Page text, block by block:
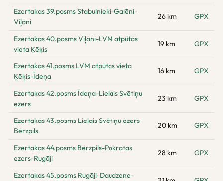
Ezertakas 39.posms Stabulnieki-Galēni-
Viļāni
26 km GPX
Ezertakas 40.posms Viļāni-LVM atpūtas
vieta Ķēķis
19 km GPX
Ezertakas 41.posms LVM atpūtas vieta
Ķēķis-Īdeņa
16 km GPX
Ezertakas 42.posms Īdeņa-Lielais Svētiņu
ezers
23 km GPX
Ezertakas 43.posms Lielais Svētiņu ezers-
Bērzpils
20 km GPX
Ezertakas 44.posms Bērzpils-Pokratas
ezers-Rugāji
28 km GPX
Ezertakas 45.posms Rugāji-Daudzene-